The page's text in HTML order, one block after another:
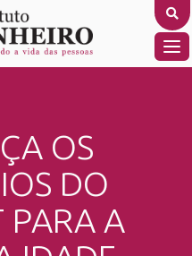
OS
DO
PARA A